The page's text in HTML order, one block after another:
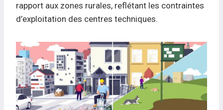
rapport aux zones rurales, reflétant les contraintes
d’exploitation des centres techniques.